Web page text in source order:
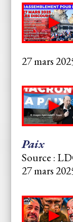
27 mars
Paix
Source :
27 mars